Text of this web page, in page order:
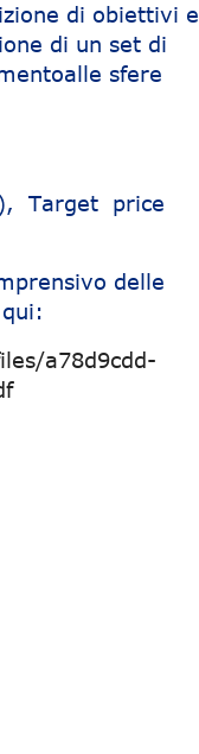
di obiettivi e
di un set di
sfere
Target price
delle
a78d9cdd-